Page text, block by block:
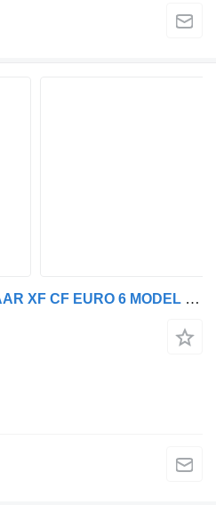
DAF KOLOM SCHAKELAAR XF CF EURO 6 MODEL 2021 2122030 prekidač pod volanom za tegljača